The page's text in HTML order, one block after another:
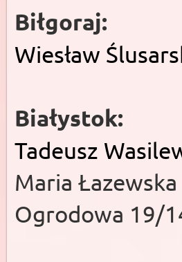
Biłgoraj:
Wiesław
Białystok:
Tadeusz
Maria
Ogrodowa 19/